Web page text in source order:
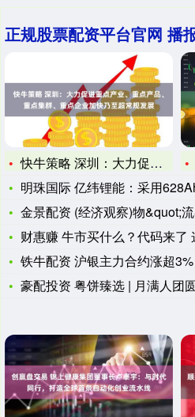
正规股票配资平台官网 播
快牛策略 深圳：大力促进重点产业、重点产品、重点集群、重点企
明珠国际 亿纬锂能：采用
金景配资 (经济观察)物&quot;
财惠赚 牛市买什么？代码来了 这
铁牛配资 沪银主力合约涨超3%
豪配投资 粤饼臻选 | 月满人团圆